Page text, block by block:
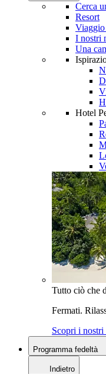
Cerca
Resort
Viaggio
I nostri
Una
Hotel
Tutto ciò che
Fermati.
Scopri i nostri
Programma fedeltà
Indietro